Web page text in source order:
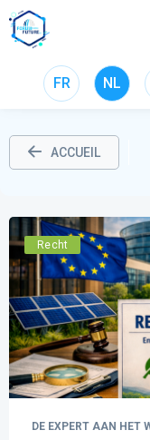
FR NL
ACCUEIL
Recht
DE EXPERT AAN HET